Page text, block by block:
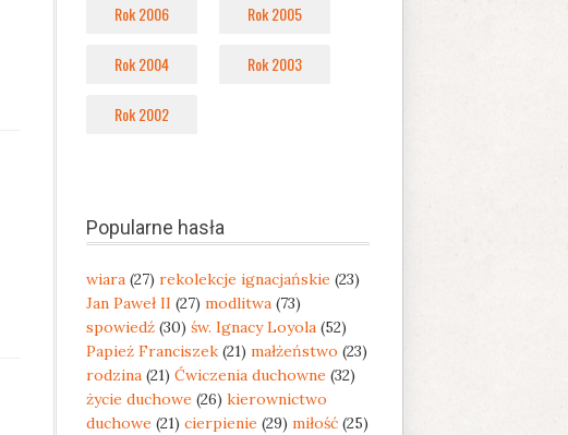
Rok 2006 Rok 2005
Rok 2004 Rok 2003
Rok 2002
Popularne hasła
wiara (27) rekolekcje ignacjańskie (23)
Jan Paweł II (27) modlitwa (73)
spowiedź (30) św. Ignacy Loyola (52)
Papież Franciszek (21) małżeństwo (23)
rodzina (21) Ćwiczenia duchowne (32)
życie duchowe (26) kierownictwo
duchowe (21) cierpienie (29) miłość (25)